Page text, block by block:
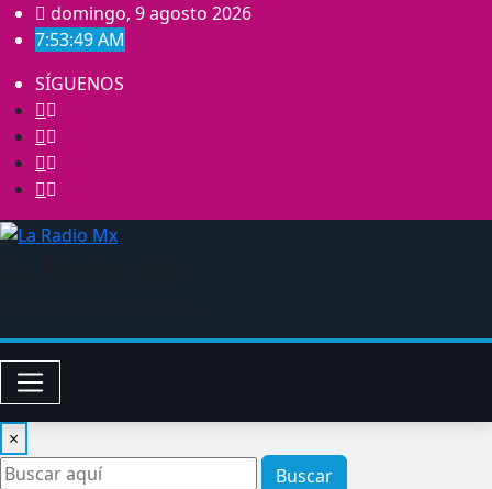
Saltar domingo, 9 agosto 2026
7:53:49 AM
SÍGUENOS
×
Buscar